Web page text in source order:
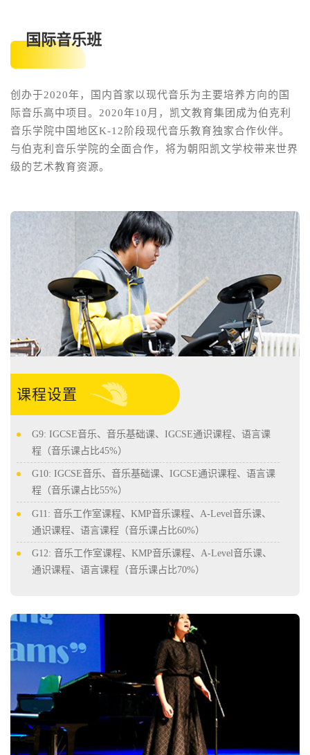
国际音乐班
创办于2020年，国内首家以现代音乐为主要培养方向的国
际音乐高中项目。2020年10月，凯文教育集团成为伯克利
音乐学院中国地区K-12阶段现代音乐教育独家合作伙伴。
与伯克利音乐学院的全面合作，将为朝阳凯文学校带来世界
级的艺术教育资源。
课程设置
G9: IGCSE音乐、音乐基础课、IGCSE通识课程、语言课
程（音乐课占比45%）
G10: IGCSE音乐、音乐基础课、IGCSE通识课程、语言课
程（音乐课占比55%）
G11: 音乐工作室课程、KMP音乐课程、A-Level音乐课、
通识课程、语言课程（音乐课占比60%）
G12: 音乐工作室课程、KMP音乐课程、A-Level音乐课、
通识课程、语言课程（音乐课占比70%）